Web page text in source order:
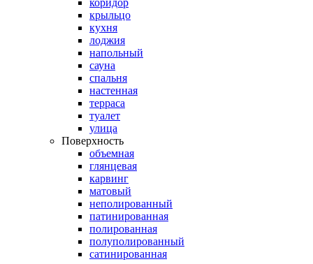
коридор
крыльцо
кухня
лоджия
напольный
сауна
спальня
настенная
терраса
туалет
улица
Поверхность
объемная
глянцевая
карвинг
матовый
неполированный
патинированная
полированная
полуполированный
сатинированная